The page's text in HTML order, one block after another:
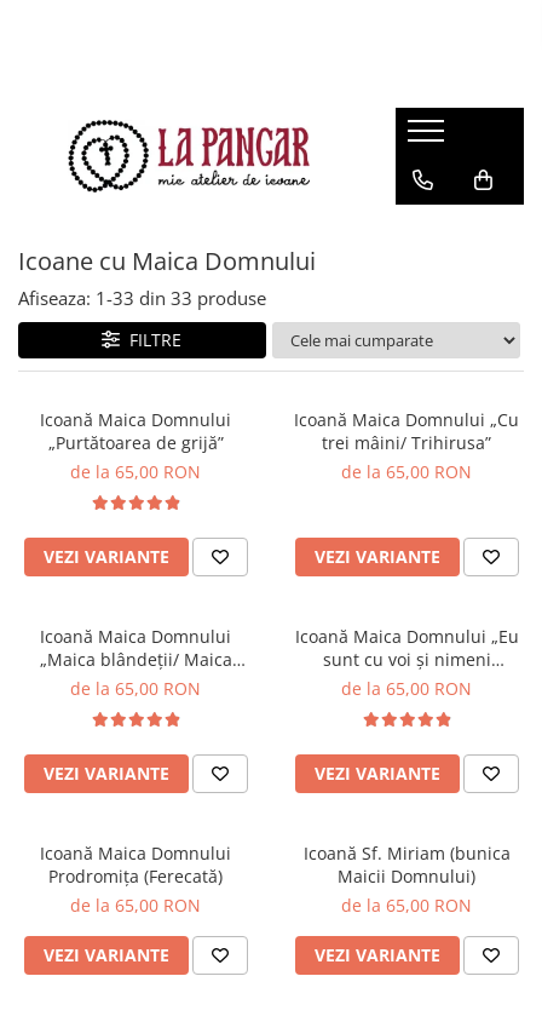
Icoane cu Maica Domnului
Afiseaza: 1-33 din 33 produse
FILTRE
Icoană Maica Domnului
„Purtătoarea de grijă”
de la 65,00 RON
VEZI VARIANTE
Icoană Maica Domnului „Cu
trei mâini/ Trihirusa”
de la 65,00 RON
VEZI VARIANTE
Icoană Maica Domnului
„Maica blândeții/ Maica
Smereniei”
de la 65,00 RON
VEZI VARIANTE
Icoană Maica Domnului „Eu
sunt cu voi și nimeni
împotriva voastră”
de la 65,00 RON
VEZI VARIANTE
Icoană Maica Domnului
Prodromița (Ferecată)
de la 65,00 RON
VEZI VARIANTE
Icoană Sf. Miriam (bunica
Maicii Domnului)
de la 65,00 RON
VEZI VARIANTE